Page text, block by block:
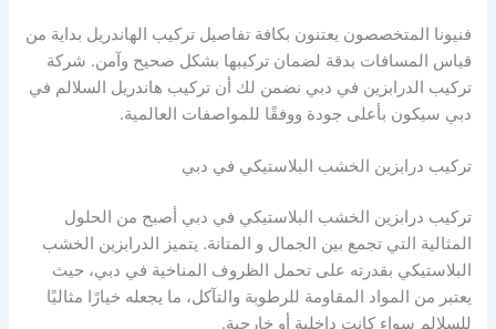
فنيونا المتخصصون يعتنون بكافة تفاصيل تركيب الهاندريل بداية من
قياس المسافات بدقة لضمان تركيبها بشكل صحيح وآمن. شركة
تركيب الدرابزين في دبي نضمن لك أن تركيب هاندريل السلالم في
دبي سيكون بأعلى جودة ووفقًا للمواصفات العالمية.
تركيب درابزين الخشب البلاستيكي في دبي
تركيب درابزين الخشب البلاستيكي في دبي أصبح من الحلول
المثالية التي تجمع بين الجمال و المتانة. يتميز الدرابزين الخشب
البلاستيكي بقدرته على تحمل الظروف المناخية في دبي، حيث
يعتبر من المواد المقاومة للرطوبة والتآكل، ما يجعله خيارًا مثاليًا
للسلالم سواء كانت داخلية أو خارجية.